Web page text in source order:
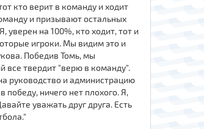
кто верит в команду и ходит
и призывают остальных
на 100%, кто ходит, тот и
игроки. Мы видим это и
Победив Томь, мы
все твердит "верю в команду".
руководство и администрацию
победу, ничего нет плохого. Я,
уважать друг друга. Есть